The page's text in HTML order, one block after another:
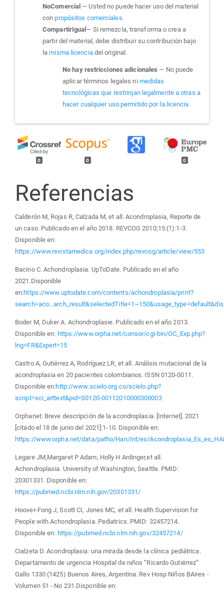
NoComercial — Usted no puede hacer uso del material
conpropósitos comerciales.
CompartirIgual— Si remezcla, transforma o crea a
partir del material, debe distribuir su contribución bajo
lamisma licenciadel original.
No hay restricciones adicionales — No puede
aplicar términos legales ni medidas
tecnológicas que restrinjan legalmente a otras a
hacer cualquier uso permitido por la licencia.
0 0 0
Referencias
Calderón M, Rojas R, Calzada M, et all. Acondroplasia, Reporte de
un caso. Publicado en el año 2018. REVCOG 2010;15:(1):1-3.
Disponible en:
https://www.revistamedica.org/index.php/revcog/article/view/553
Bacino C. Achondroplasia. UpToDate. Publicado en el año
2021.Disponible
en:https://www.uptodate.com/contents/achondroplasia/print?
Boder M, Duker A. Achondroplasie. Publicado en el año 2013.
Disponible en: https://www.orpha.net/consor/cgi-bin/OC_Exp.php?
lng=FR&Expert=15
Castro A, Gutiérrez A, Rodríguez LR, et all. Análisis mutacional de la
acondroplasia en 20 pacientes colombianos. ISSN 0120-0011.
Disponible en:http://www.scielo.org.co/scielo.php?
script=sci_arttext&pid=S0120-00112010000300003
Orphanet. Breve descripción de la acondroplasia. [Internet]. 2021
[citado el 18 de junio del 2021]:1-10. Disponible en:
https://www.orpha.net/data/patho/Han/Int/es/
Legare JM,Margaret P Adam, Holly H Ardinger,et all.
Achondroplasia. University of Washington, Seattle. PMID:
20301331. Disponible en:
https://pubmed.ncbi.nlm.nih.gov/20301331/
Hoover-Fong J, Scott CI, Jones MC, et all. Health Supervision for
People with Achondroplasia. Pediatrics. PMID: 32457214.
Disponible en: https://pubmed.ncbi.nlm.nih.gov/32457214/
Cialzeta D. Acondroplasia: una mirada desde la clínica pediátrica.
Departamento de urgencia Hospital de niños “Ricardo Gutiérrez”
Gallo 1330 (1425) Buenos Aires, Argentina. Rev Hosp Niños BAires -
Volumen 51 - No 231.Disponible en: